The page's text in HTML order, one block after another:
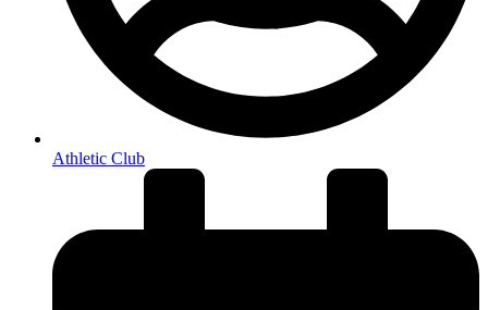
Athletic Club